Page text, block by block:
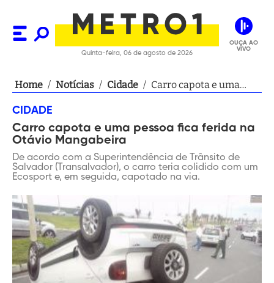
Quinta-feira, 06 de agosto de 2026
OUÇA AO
VIVO
Home / Notícias / Cidade / Carro capota e uma
CIDADE
Carro capota e uma pessoa fica ferida na
Otávio Mangabeira
De acordo com a Superintendência de Trânsito de
Salvador (Transalvador), o carro teria colidido com um
Ecosport e, em seguida, capotado na via.